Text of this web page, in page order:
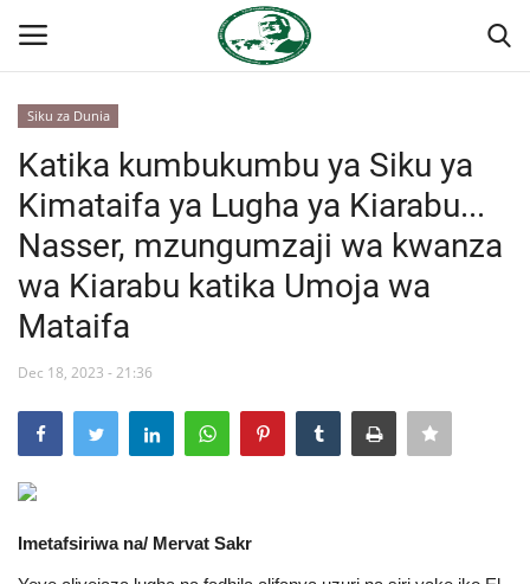
Nyumba
Jukwaa la Nasser la Kimataifa
Wasiliana
Misri
Urithi wa Nasser
Siku za Dunia
Katika kumbukumbu ya Siku ya
Kimataifa ya Lugha ya Kiarabu...
Nasser, mzungumzaji wa kwanza
wa Kiarabu katika Umoja wa
Mataifa
Dec 18, 2023 - 21:36
Imetafsiriwa na/ Mervat Sakr